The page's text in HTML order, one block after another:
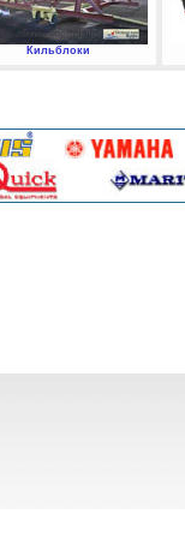
Кильблоки